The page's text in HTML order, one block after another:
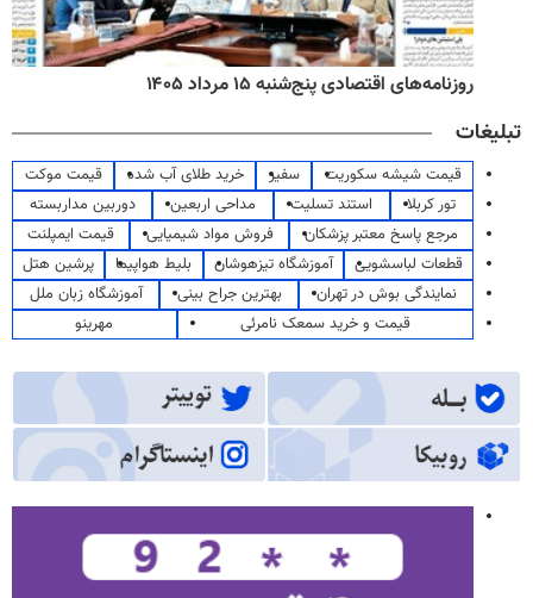
روزنامه‌های اقتصادی پنج‌شنبه ۱۵ مرداد ۱۴۰۵
تبلیغات
قیمت شیشه سکوریت سفیر خرید طلای آب شده
قیمت موکت
تور کربلا
استند تسلیت مداحی اربعین
دوربین مداربسته
مرجع پاسخ معتبر پزشکان
فروش مواد شیمیایی
قیمت ایمپلنت
قطعات لباسشویی
آموزشگاه تیزهوشان بلیط هواپیما
پرشین هتل
نمایندگی بوش در تهران
بهترین جراح بینی
آموزشگاه زبان ملل
قیمت و خرید سمعک نامرئی
مهرینو